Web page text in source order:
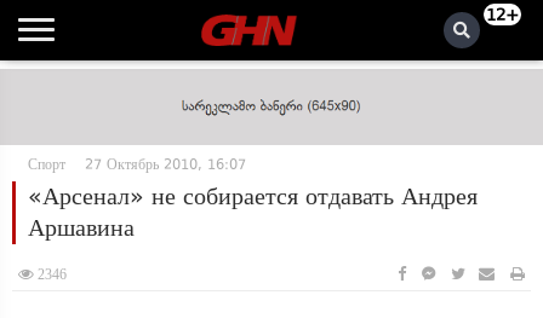
12+
Спорт 27 Октябрь 2010, 16:07
«Арсенал» не собирается отдавать Андрея
Аршавина
2346